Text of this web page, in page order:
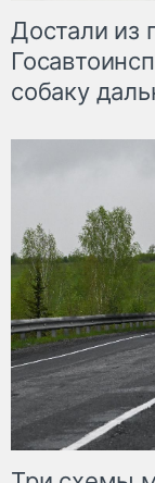
Достали из
собаку